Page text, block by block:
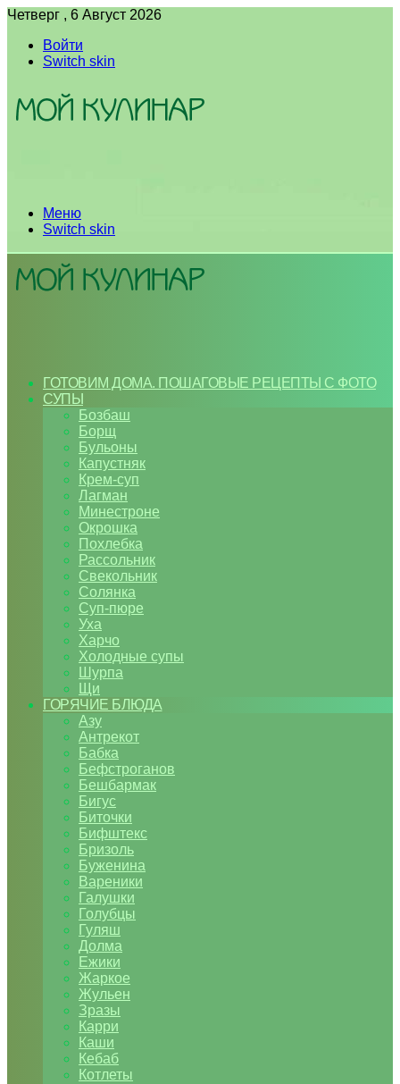
Четверг , 6 Август 2026
Войти
Switch skin
Меню
Switch skin
ГОТОВИМ ДОМА. ПОШАГОВЫЕ РЕЦЕПТЫ С ФОТО
СУПЫ
Бозбаш
Борщ
Бульоны
Капустняк
Крем-суп
Лагман
Минестроне
Окрошка
Похлебка
Рассольник
Свекольник
Солянка
Суп-пюре
Уха
Харчо
Холодные супы
Шурпа
Щи
ГОРЯЧИЕ БЛЮДА
Азу
Антрекот
Бабка
Бефстроганов
Бешбармак
Бигус
Биточки
Бифштекс
Бризоль
Буженина
Вареники
Галушки
Голубцы
Гуляш
Долма
Ежики
Жаркое
Жульен
Зразы
Карри
Каши
Кебаб
Котлеты